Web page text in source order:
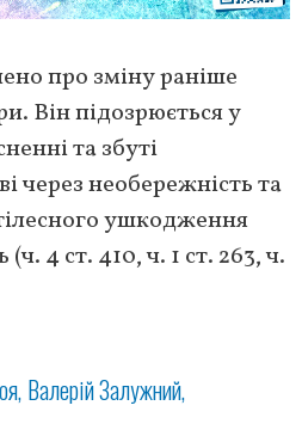
про зміну раніше
Він підозрюється у
та збуті
через необережність та
ушкодження
4 ст. 410, ч. 1 ст. 263, ч.
Валерій Залужний